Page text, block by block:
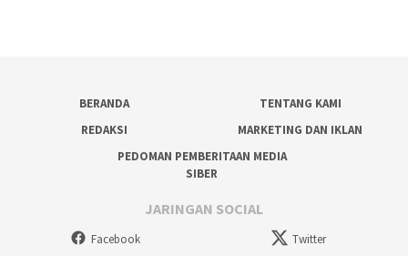
BERANDA
TENTANG KAMI
REDAKSI
MARKETING DAN IKLAN
PEDOMAN PEMBERITAAN MEDIA
SIBER
JARINGAN SOCIAL
Facebook Twitter